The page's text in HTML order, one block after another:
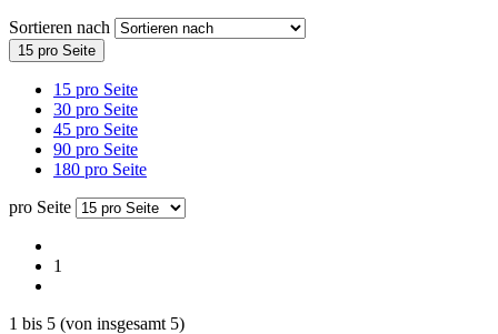
Sortieren nach
15 pro Seite
15 pro Seite
30 pro Seite
45 pro Seite
90 pro Seite
180 pro Seite
pro Seite
1
1 bis 5 (von insgesamt 5)